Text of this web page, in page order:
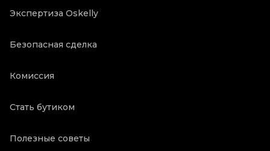
Экспертиза Oskelly
Безопасная сделка
Комиссия
Стать бутиком
Полезные советы